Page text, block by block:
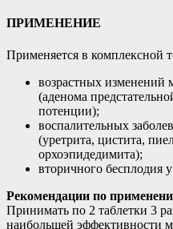
ПРИМЕНЕНИЕ
Применяется в комплексной
возрастных изменений
(аденома
потенции);
воспалительных
(уретрита, цистита,
орхоэпидедимита);
вторичного бесплодия
Рекомендации по
Принимать по 2 таблетки 3
наибольшей эффективности